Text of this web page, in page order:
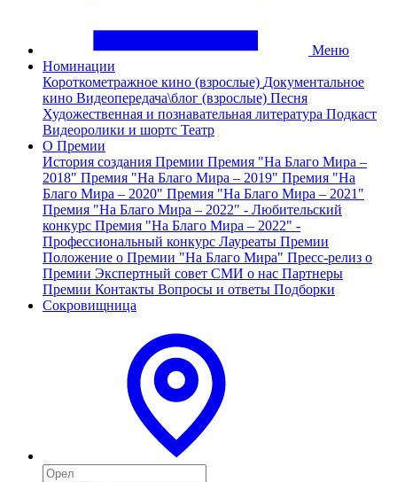
Меню
Номинации
Короткометражное кино (взрослые) Документальное
кино Видеопередача\блог (взрослые) Песня
Художественная и познавательная литература Подкаст
Видеоролики и шортс Театр
О Премии
История создания Премии Премия "На Благо Мира –
2018" Премия "На Благо Мира – 2019" Премия "На
Благо Мира – 2020" Премия "На Благо Мира – 2021"
Премия "На Благо Мира – 2022" - Любительский
конкурс Премия "На Благо Мира – 2022" -
Профессиональный конкурс Лауреаты Премии
Положение о Премии "На Благо Мира" Пресс-релиз о
Премии Экспертный совет СМИ о нас Партнеры
Премии Контакты Вопросы и ответы Подборки
Сокровищница